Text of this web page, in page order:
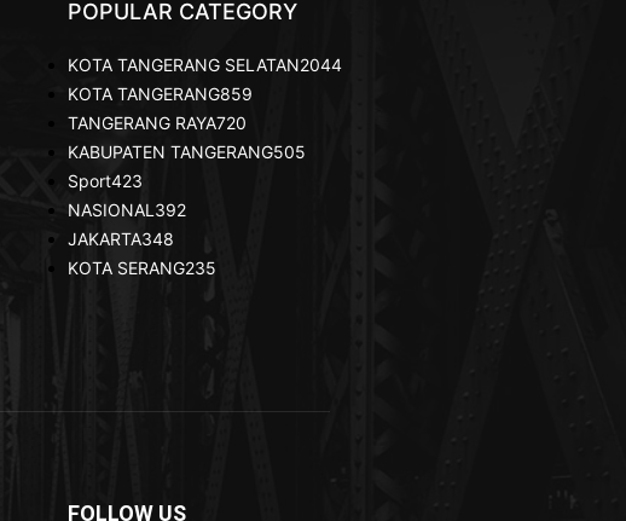
POPULAR CATEGORY
KOTA TANGERANG SELATAN2044
KOTA TANGERANG859
TANGERANG RAYA720
KABUPATEN TANGERANG505
Sport423
NASIONAL 392
JAKARTA348
KOTA SERANG235
FOLLOW US